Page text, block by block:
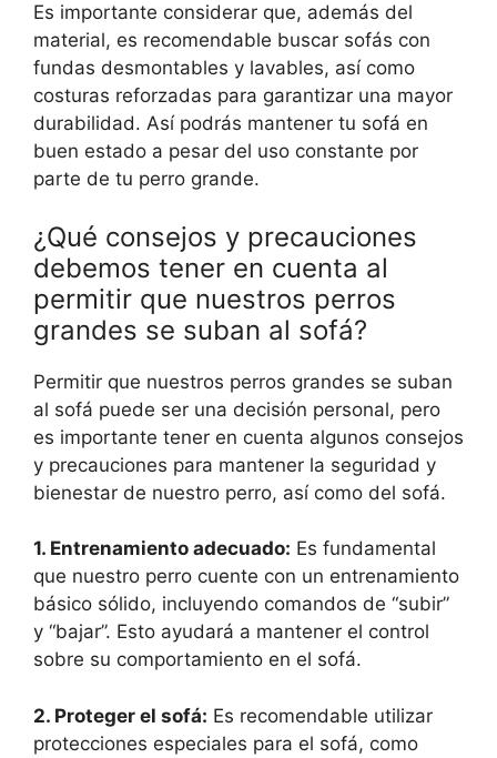
Es importante considerar que, además del
material, es recomendable buscar sofás con
fundas desmontables y lavables, así como
costuras reforzadas para garantizar una mayor
durabilidad. Así podrás mantener tu sofá en
buen estado a pesar del uso constante por
parte de tu perro grande.
¿Qué consejos y precauciones
debemos tener en cuenta al
permitir que nuestros perros
grandes se suban al sofá?
Permitir que nuestros perros grandes se suban
al sofá puede ser una decisión personal, pero
es importante tener en cuenta algunos consejos
y precauciones para mantener la seguridad y
bienestar de nuestro perro, así como del sofá.
1. Entrenamiento adecuado: Es fundamental
que nuestro perro cuente con un entrenamiento
básico sólido, incluyendo comandos de “subir”
y “bajar”. Esto ayudará a mantener el control
sobre su comportamiento en el sofá.
2. Proteger el sofá: Es recomendable utilizar
protecciones especiales para el sofá, como